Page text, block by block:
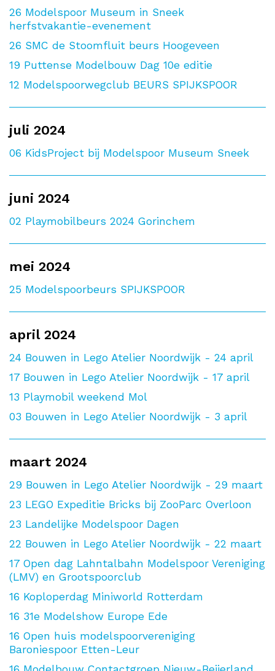
26 Modelspoor Museum in Sneek
herfstvakantie-evenement
26 SMC de Stoomfluit beurs Hoogeveen
19 Puttense Modelbouw Dag 10e editie
12 Modelspoorwegclub BEURS SPIJKSPOOR
juli 2024
06 KidsProject bij Modelspoor Museum Sneek
juni 2024
02 Playmobilbeurs 2024 Gorinchem
mei 2024
25 Modelspoorbeurs SPIJKSPOOR
april 2024
24 Bouwen in Lego Atelier Noordwijk - 24 april
17 Bouwen in Lego Atelier Noordwijk - 17 april
13 Playmobil weekend Mol
03 Bouwen in Lego Atelier Noordwijk - 3 april
maart 2024
29 Bouwen in Lego Atelier Noordwijk - 29 maart
23 LEGO Expeditie Bricks bij ZooParc Overloon
23 Landelijke Modelspoor Dagen
22 Bouwen in Lego Atelier Noordwijk - 22 maart
17 Open dag Lahntalbahn Modelspoor Vereniging
(LMV) en Grootspoorclub
16 Koploperdag Miniworld Rotterdam
16 31e Modelshow Europe Ede
16 Open huis modelspoorvereniging
Baroniespoor Etten-Leur